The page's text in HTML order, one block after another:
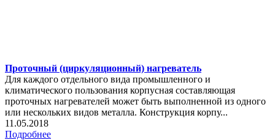
Проточный (циркуляционный) нагреватель
Для каждого отдельного вида промышленного и
климатического пользования корпусная составляющая
проточных нагревателей может быть выполненной из одного
или нескольких видов металла. Конструкция корпу...
11.05.2018
Подробнее